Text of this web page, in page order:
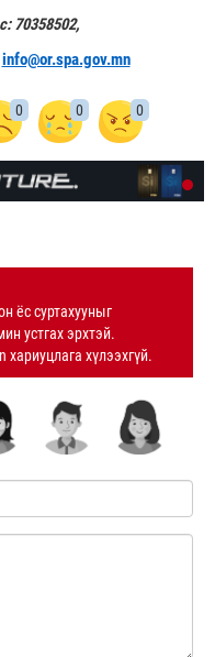
70358502,
info@or.spa.gov.mn
0 0 0
ёс суртахууныг
устгах эрхтэй.
хүлээхгүй.